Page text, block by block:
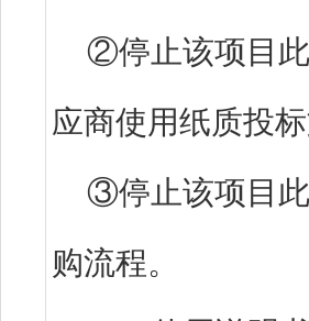
②停止该项目
应商使用纸质投
③停止该项目
购流程。